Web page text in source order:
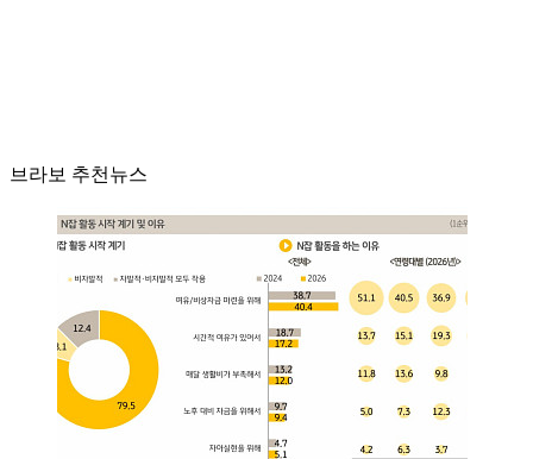
브라보 추천뉴스